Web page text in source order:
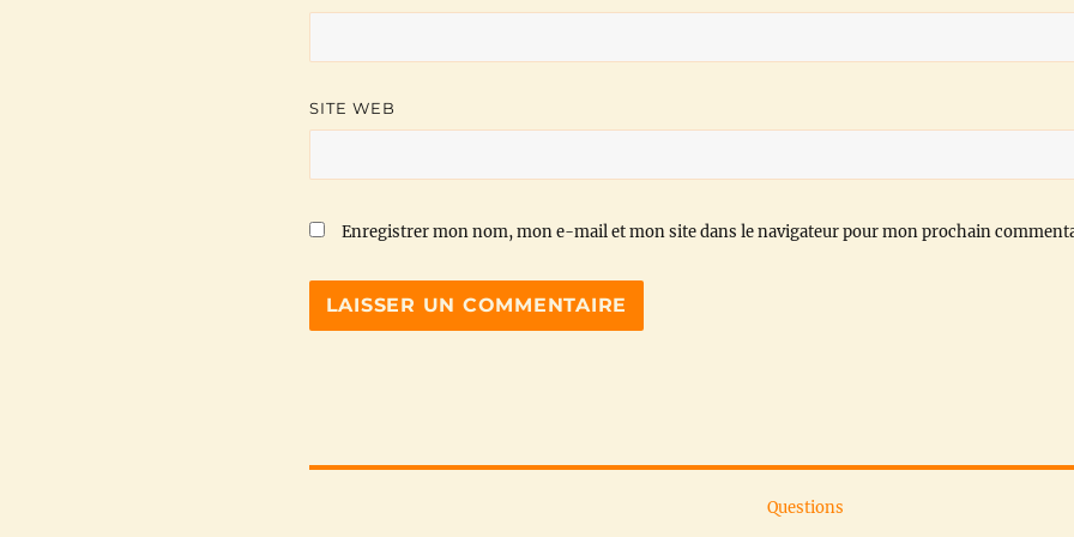
SITE WEB
Enregistrer mon nom, mon e-mail et mon site dans le navigateur pour mon prochain
Questions